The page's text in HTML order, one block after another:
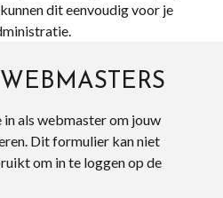
dit eenvoudig voor je
als webmaster om jouw
Dit formulier kan niet
om in te loggen op de